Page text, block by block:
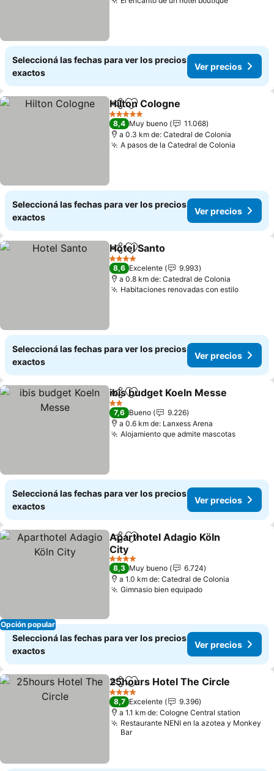
Ver
Seleccioná las fechas para ver los precios
exactos
Ver precios
CompartirAñadir a favoritos
Hilton Cologne
5 Estrellas
8,4 Muy bueno
11.068
a 0.3 km de: Catedral de Colonia
A pasos de la Catedral de Colonia
Seleccioná las fechas para ver los precios
exactos
Ver precios
CompartirAñadir a favoritos
Hotel Santo
4 Estrellas
8,6 Excelente
9.993
a 0.8 km de: Catedral de Colonia
Habitaciones renovadas con estiloVer
Seleccioná las fechas para ver los precios
exactos
Ver precios
CompartirAñadir a favoritos
ibis budget Koeln Messe
2 Estrellas
7,6 Bueno
9.226
a 0.6 km de: Lanxess Arena
Alojamiento que admite mascotasVer
Seleccioná las fechas para ver los precios
exactos
Ver precios
Opción popular
CompartirAñadir a favoritos
Aparthotel Adagio Köln
City
Ver precios
4 Estrellas
8,3 Muy bueno
6.724
a 1.0 km de: Catedral de Colonia
Gimnasio bien equipadoVer precios
Seleccioná las fechas para ver los precios
exactos
Ver precios
CompartirAñadir a favoritos
25hours Hotel The Circle
4 Estrellas
8,7 Excelente
9.396
a 1.1 km de: Cologne Central station
Restaurante NENI en la azotea y Monkey
Bar